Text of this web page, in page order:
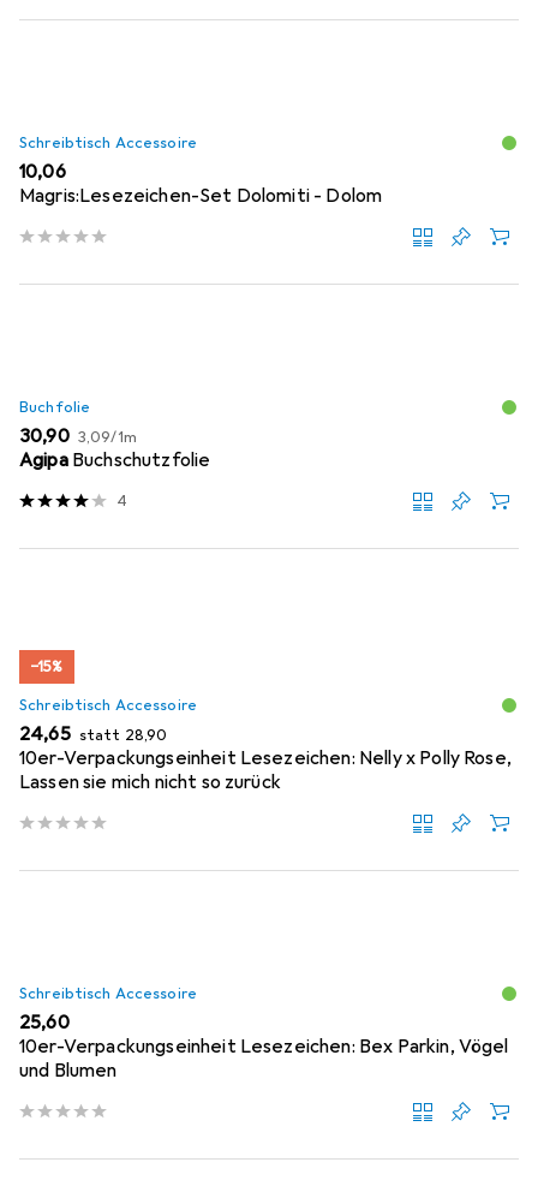
Schreibtisch Accessoire
EUR
10,06
Magris:Lesezeichen-Set Dolomiti - Dolom
Buchfolie
EUR
30,90 EUR
3,09/1m
Agipa Buchschutzfolie
4
−15%
Schreibtisch Accessoire
EUR
24,65 statt EUR
28,90
10er-Verpackungseinheit Lesezeichen: Nelly x Polly Rose,
Lassen sie mich nicht so zurück
Schreibtisch Accessoire
EUR
25,60
10er-Verpackungseinheit Lesezeichen: Bex Parkin, Vögel
und Blumen